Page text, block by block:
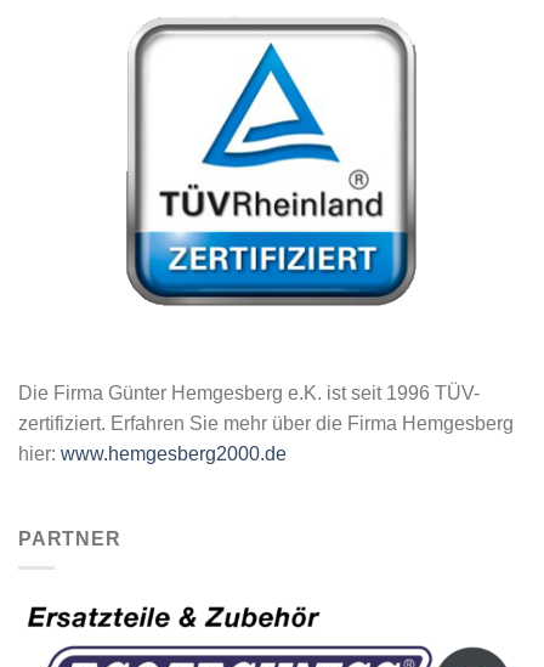
Die Firma Günter Hemgesberg e.K. ist seit 1996 TÜV-
zertifiziert. Erfahren Sie mehr über die Firma Hemgesberg
hier: www.hemgesberg2000.de
PARTNER